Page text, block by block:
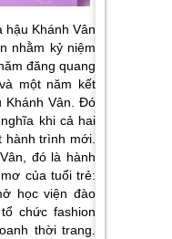
hậu Khánh Vân
nhằm kỷ niệm
đăng quang
một năm kết
Khánh Vân. Đó
khi cả hai
trình mới.
đó là hành
của tuổi trẻ:
học viện đào
chức fashion
thời trang.